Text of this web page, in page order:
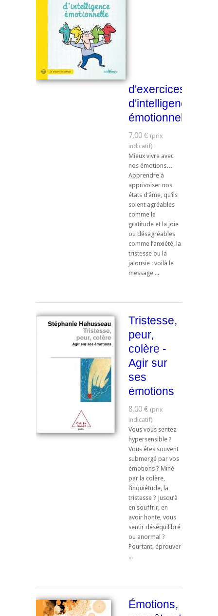
d'exercices
d'intelligence
émotionnelle
7,00 €
Mieux vivre avec
nos émotions…
Apprendre à
apprivoiser nos
états d’âme, qu’ils
soient agréables
comme la
gratitude et la joie
ou désagréables
comme l’anxiété, la
tristesse ou la
jalousie : voilà le
message ...
Tristesse,
peur,
colère -
Agir sur
ses
émotions
8,00 €
Vous vous sentez
hypersensible ?
Vous êtes souvent
submergé par vos
émotions ? Miné
par la colère,
l’inquiétude, la
tristesse ? Jusqu’à
en souffrir, en
avoir honte, vous
sentir déséquilibré
ou anormal ?
Pourtant, éprouver
...
Émotions,